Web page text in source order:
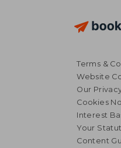
Terms &
Website
Our
Cookies
Interest
Your
Content